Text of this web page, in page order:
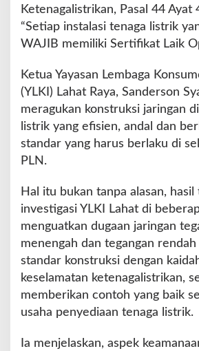
n
o
m
s
N
Ketenagalistrikan, Pasal 44 Ayat
“Setiap instalasi tenaga listrik
WAJIB memiliki Sertifikat Laik
Ketua Yayasan Lembaga
(YLKI) Lahat Raya, Sanderson
meragukan konstruksi jaringan
listrik yang efisien, andal dan
standar yang harus berlaku di
PLN.
Hal itu bukan tanpa alasan, hasil
investigasi YLKI Lahat di
menguatkan dugaan jaringan
menengah dan tegangan
standar konstruksi dengan
keselamatan ketenagalistrikan,
memberikan contoh yang baik
usaha penyediaan tenaga listrik.
Ia menjelaskan, aspek